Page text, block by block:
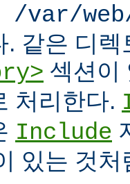
/var/
. 같은 디
섹션이
처리한다.
Include
있는 것처